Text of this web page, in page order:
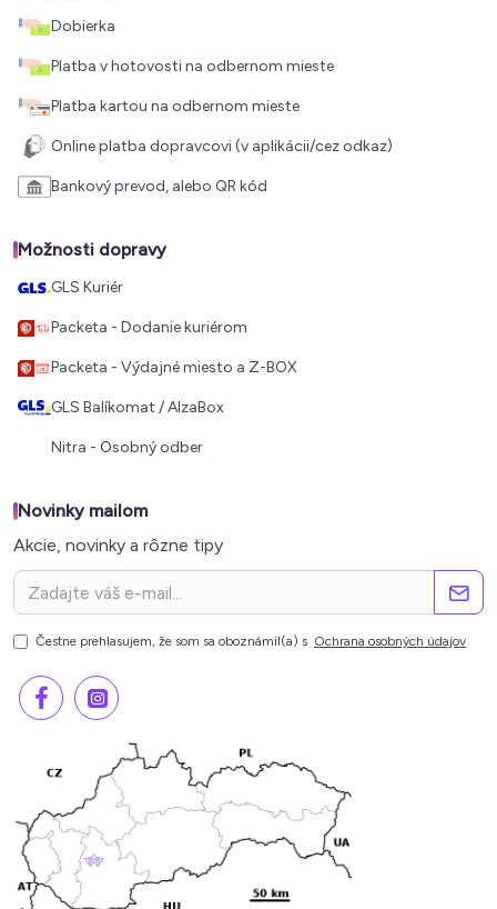
Dobierka
Platba v hotovosti na odbernom mieste
Platba kartou na odbernom mieste
Online platba dopravcovi (v aplikácii/cez odkaz)
Bankový prevod, alebo QR kód
Možnosti dopravy
GLS Kuriér
Packeta - Dodanie kuriérom
Packeta - Výdajné miesto a Z-BOX
GLS Balíkomat / AlzaBox
Nitra - Osobný odber
Novinky mailom
Akcie, novinky a rôzne tipy
Čestne prehlasujem, že som sa oboznámil(a) s Ochrana osobných údajov